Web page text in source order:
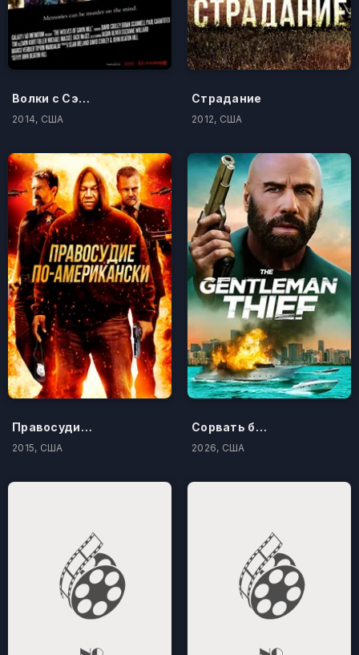
Волки с Сэйвин-Хилл
2014, США
Страдание
2012, США
Правосудие по-американски
2015, США
Сорвать банк 3: Вор-джентльмен
2026, США